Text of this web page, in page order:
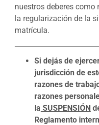
nuestros deberes
la regularización de la
matrícula.
Si dejás de
jurisdicción de
razones de
razones
la SUSPENSIÓN
Reglamento